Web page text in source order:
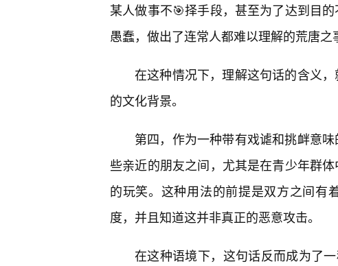
某人做事不🎯择手段，甚至为了达到目
愚蠢，做出了连常人都难以理解的荒唐之
在这种情况下，理解这句话的含义
的文化背景。
第四，作为一种带有戏谑和挑衅意
些亲近的朋友之间，尤其是在青少年群
的玩笑。这种用法的前提是双方之间有
度，并且知道这并非真正的恶意攻击。
在这种语境下，这句话反而成为了